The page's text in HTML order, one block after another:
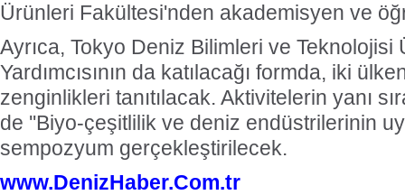
Ürünleri Fakültesi'nden akademisyen ve
Ayrıca, Tokyo Deniz Bilimleri ve
Yardımcısının da katılacağı formda, iki
zenginlikleri tanıtılacak. Aktivitelerin yanı
de ''Biyo-çeşitlilik ve deniz endüstrilerinin
sempozyum gerçekleştirilecek.
www.DenizHaber.Com.tr